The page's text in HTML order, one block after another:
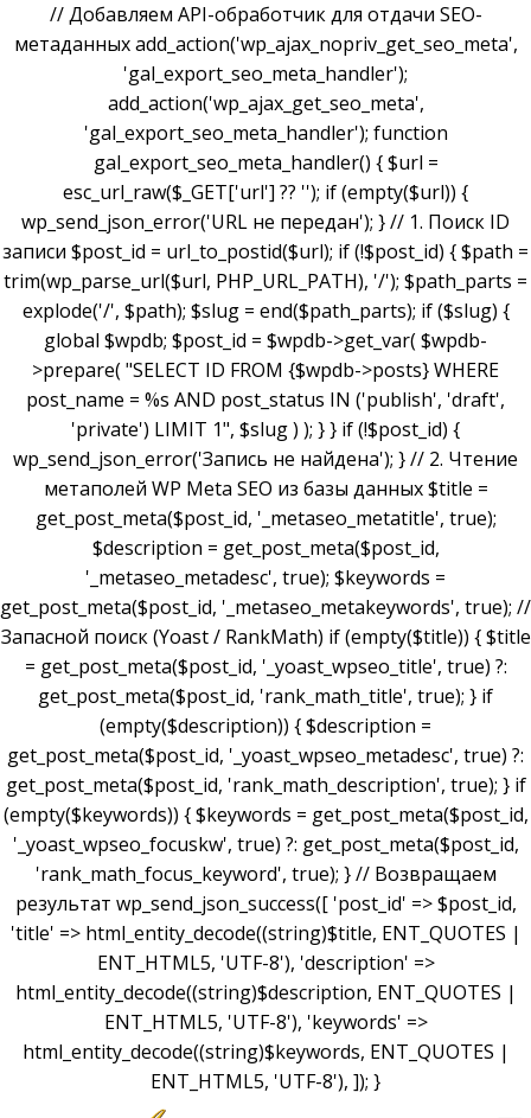
// Добавляем API-обработчик для отдачи SEO-
метаданных add_action('wp_ajax_nopriv_get_seo_meta',
'gal_export_seo_meta_handler');
add_action('wp_ajax_get_seo_meta',
'gal_export_seo_meta_handler'); function
gal_export_seo_meta_handler() { $url =
esc_url_raw($_GET['url'] ?? ''); if (empty($url)) {
wp_send_json_error('URL не передан'); } // 1. Поиск ID
записи $post_id = url_to_postid($url); if (!$post_id) { $path =
trim(wp_parse_url($url, PHP_URL_PATH), '/'); $path_parts =
explode('/', $path); $slug = end($path_parts); if ($slug) {
global $wpdb; $post_id = $wpdb->get_var( $wpdb-
>prepare( "SELECT ID FROM {$wpdb->posts} WHERE
post_name = %s AND post_status IN ('publish', 'draft',
'private') LIMIT 1", $slug ) ); } } if (!$post_id) {
wp_send_json_error('Запись не найдена'); } // 2. Чтение
метаполей WP Meta SEO из базы данных $title =
get_post_meta($post_id, '_metaseo_metatitle', true);
$description = get_post_meta($post_id,
'_metaseo_metadesc', true); $keywords =
get_post_meta($post_id, '_metaseo_metakeywords', true); //
Запасной поиск (Yoast / RankMath) if (empty($title)) { $title
= get_post_meta($post_id, '_yoast_wpseo_title', true) ?:
get_post_meta($post_id, 'rank_math_title', true); } if
(empty($description)) { $description =
get_post_meta($post_id, '_yoast_wpseo_metadesc', true) ?:
get_post_meta($post_id, 'rank_math_description', true); } if
(empty($keywords)) { $keywords = get_post_meta($post_id,
'_yoast_wpseo_focuskw', true) ?: get_post_meta($post_id,
'rank_math_focus_keyword', true); } // Возвращаем
результат wp_send_json_success([ 'post_id' => $post_id,
'title' => html_entity_decode((string)$title, ENT_QUOTES |
ENT_HTML5, 'UTF-8'), 'description' =>
html_entity_decode((string)$description, ENT_QUOTES |
ENT_HTML5, 'UTF-8'), 'keywords' =>
html_entity_decode((string)$keywords, ENT_QUOTES |
ENT_HTML5, 'UTF-8'), ]); }